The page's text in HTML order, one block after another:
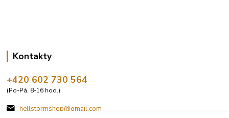
Kontakty
+420 602 730 564
(Po-Pá, 8-16 hod.)
hellstormshop@gmail.com